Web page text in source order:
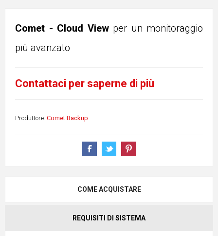
Comet - Cloud Viewper un monitoraggio
più avanzato
Contattaci per saperne di più
Produttore: Comet Backup
COME ACQUISTARE
REQUISITI DI SISTEMA